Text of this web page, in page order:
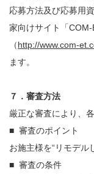
応募方法及び応募用
家向けサイト「COM-
（http://www.com-
ます。
７．審査方法
厳正な審査により、
■ 審査のポイント
お施主様を“リモデル
■ 審査の条件